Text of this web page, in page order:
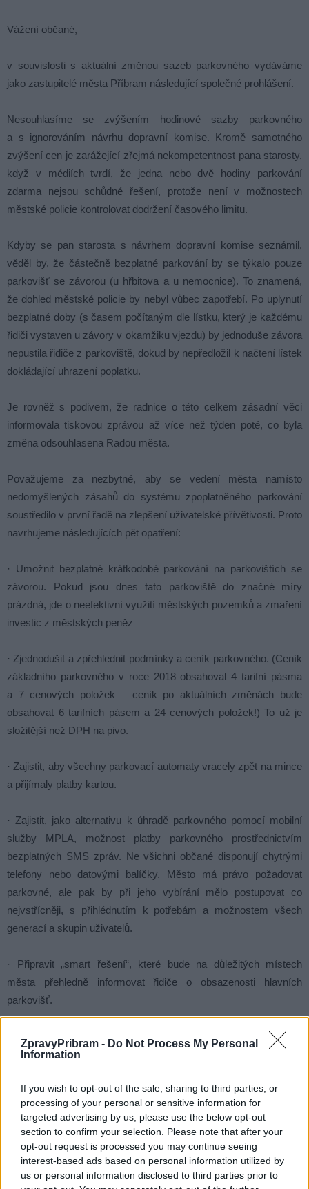
ZpravyPribram - Do Not Process My Personal
Information
If you wish to opt-out of the sale, sharing to third parties, or
processing of your personal or sensitive information for
targeted advertising by us, please use the below opt-out
section to confirm your selection. Please note that after your
opt-out request is processed you may continue seeing
interest-based ads based on personal information utilized by
us or personal information disclosed to third parties prior to
Vážení občané,
v souvislosti s aktuální změnou sazeb parkovného vydáváme
jako zastupitelé města Příbram následující společné prohlášení.
Nesouhlasíme se zvýšením hodinové sazby parkovného
a s ignorováním návrhu dopravní komise. Kromě samotného
zvýšení cen je zarážející zřejmá nekompetentnost pana starosty,
když v médiích tvrdí, že jedna nebo dvě hodiny parkování
zdarma nejsou schůdné řešení, protože není v možnostech
městské policie kontrolovat dodržení časového limitu.
Kdyby se pan starosta s návrhem dopravní komise seznámil,
věděl by, že částečně bezplatné parkování by se týkalo pouze
parkovišť se závorou (u hřbitova a u nemocnice). To znamená,
že dohled městské policie by nebyl vůbec zapotřebí. Po uplynutí
bezplatné doby (s časem počítaným dle lístku, který je každému
řidiči vystaven u závory v okamžiku vjezdu) by jednoduše závora
nepustila řidiče z parkoviště, dokud by nepředložil k načtení lístek
dokládající uhrazení poplatku.
Je rovněž s podivem, že radnice o této celkem zásadní věci
informovala tiskovou zprávou až více než týden poté, co byla
změna odsouhlasena Radou města.
Považujeme za nezbytné, aby se vedení města namísto
nedomyšlených zásahů do systému zpoplatněného parkování
soustředilo v první řadě na zlepšení uživatelské přívětivosti. Proto
navrhujeme následujících pět opatření:
· Umožnit bezplatné krátkodobé parkování na parkovištích se
závorou. Pokud jsou dnes tato parkoviště do značné míry
prázdná, jde o neefektivní využití městských pozemků a zmaření
investic z městských peněz
· Zjednodušit a zpřehlednit podmínky a ceník parkovného. (Ceník
základního parkovného v roce 2018 obsahoval 4 tarifní pásma
a 7 cenových položek – ceník po aktuálních změnách bude
obsahovat 6 tarifních pásem a 24 cenových položek!) To už je
složitější než DPH na pivo.
· Zajistit, aby všechny parkovací automaty vracely zpět na mince
a přijímaly platby kartou.
· Zajistit, jako alternativu k úhradě parkovného pomocí mobilní
služby MPLA, možnost platby parkovného prostřednictvím
bezplatných SMS zpráv. Ne všichni občané disponují chytrými
telefony nebo datovými balíčky. Město má právo požadovat
parkovné, ale pak by při jeho vybírání mělo postupovat co
nejvstřícněji, s přihlédnutím k potřebám a možnostem všech
generací a skupin uživatelů.
· Připravit „smart řešení“, které bude na důležitých místech
města přehledně informovat řidiče o obsazenosti hlavních
parkovišť.
Za Šanci pro Příbram Za TOP 09 Za
Českou pirátskou stranu
Mgr. Vladimír Král, v. r. Mgr. Monika Ciklerová, v. r.
Antonín Schejbal, v. r.
JUDr. Dagmar Říhová, v. r. Jakub Hušek, v. r.
Mgr. Marek Školoud, v. r.